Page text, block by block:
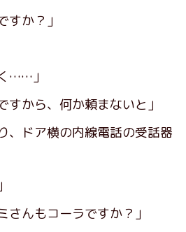
すか？」
……」
すから、何か頼まないと」
、ドア横の内線電話の受話器
さんもコーラですか？」